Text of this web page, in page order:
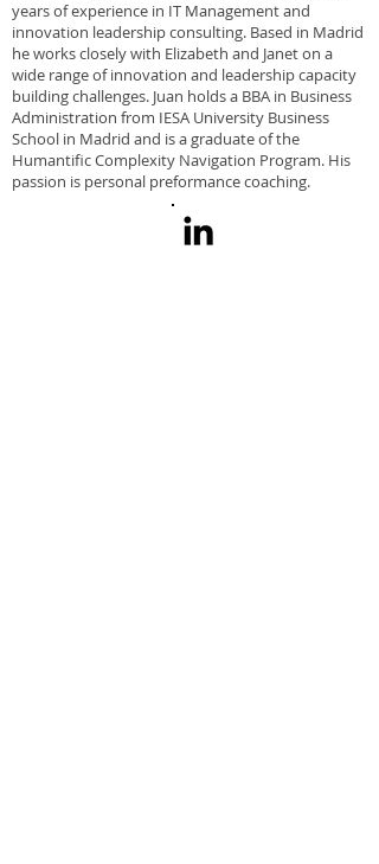
years of experience in IT Management and
innovation leadership consulting. Based in Madrid
he works closely with Elizabeth and Janet on a
wide range of innovation and leadership capacity
building challenges. Juan holds a BBA in Business
Administration from IESA University Business
School in Madrid and is a graduate of the
Humantific Complexity Navigation Program. His
passion is personal preformance coaching.